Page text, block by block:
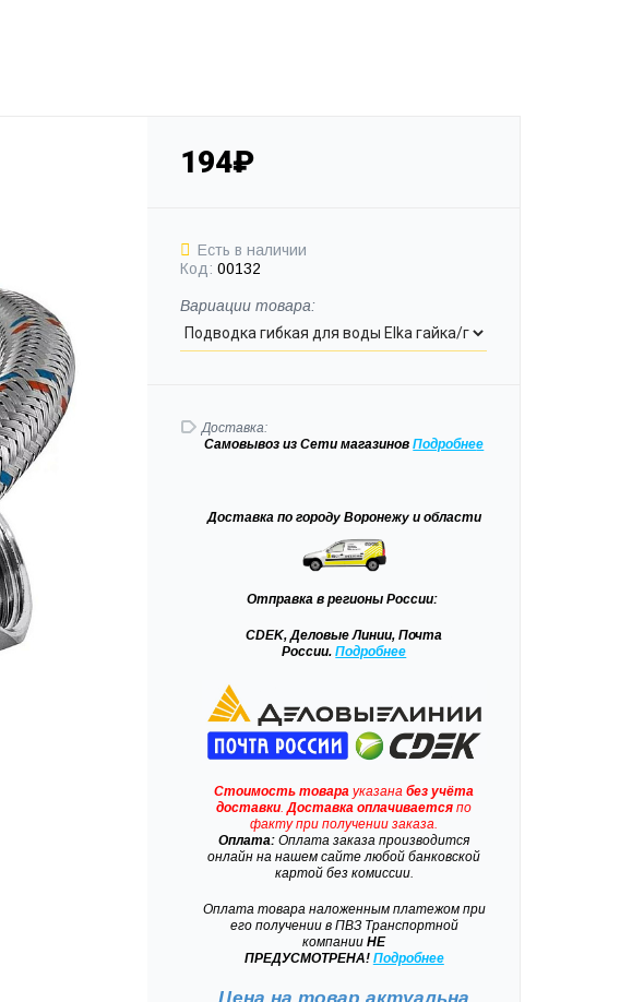
194₽
Есть в наличии
Код: 00132
Вариации товара:
Доставка:
Самовывозиз Сети магазиновПодробнее
Доставкапо городу Воронежу и области
Отправка в регионы России:
CDEK, Деловые Линии, Почта
России.Подробнее
Стоимость товара указанабез учёта
доставки .Доставка оплачивается по
факту при получении заказа.
Оплата: Оплата заказа производится
онлайн на нашем сайте любой банковской
картой без комиссии.
Оплата товара наложенным платежом при
его получении в ПВЗ Транспортной
компании НЕ
ПРЕДУСМОТРЕНА! Подробнее
Цена на товар актуальна